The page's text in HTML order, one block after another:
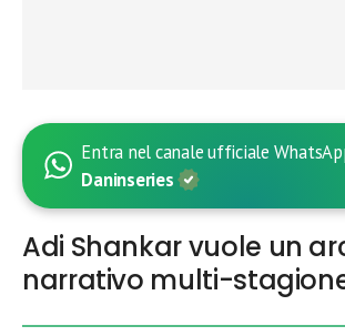
Entra nel canale ufficiale
Daninseries
Adi Shankar vuole un
narrativo multi-